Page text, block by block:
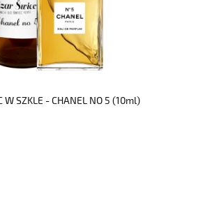
W SZKLE - CHANEL NO 5 (10ml)
do koszyka